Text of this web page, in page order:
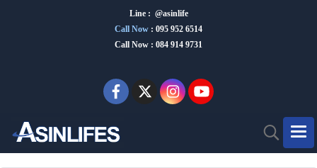
Line : @asinlife
Call Now : 095 952 6514
Call Now : 084 914 9731